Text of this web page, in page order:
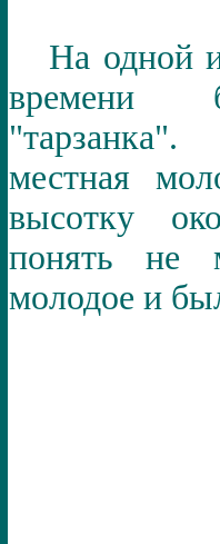
На одной
времени
местная
высотку
понять не
молодое и